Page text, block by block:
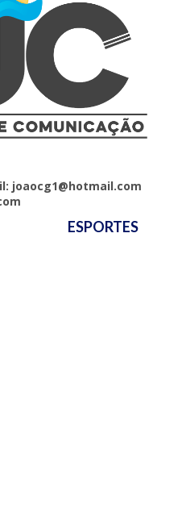
joaocg1@hotmail.com
ESPORTES